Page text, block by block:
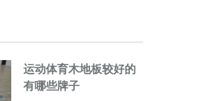
运动体育木地板较好的
有哪些牌子